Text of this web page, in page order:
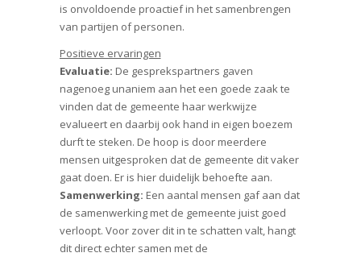
is onvoldoende proactief in het samenbrengen
van partijen of personen.
Positieve ervaringen
Evaluatie: De gesprekspartners gaven
nagenoeg unaniem aan het een goede zaak te
vinden dat de gemeente haar werkwijze
evalueert en daarbij ook hand in eigen boezem
durft te steken. De hoop is door meerdere
mensen uitgesproken dat de gemeente dit vaker
gaat doen. Er is hier duidelijk behoefte aan.
Samenwerking: Een aantal mensen gaf aan dat
de samenwerking met de gemeente juist goed
verloopt. Voor zover dit in te schatten valt, hangt
dit direct echter samen met de